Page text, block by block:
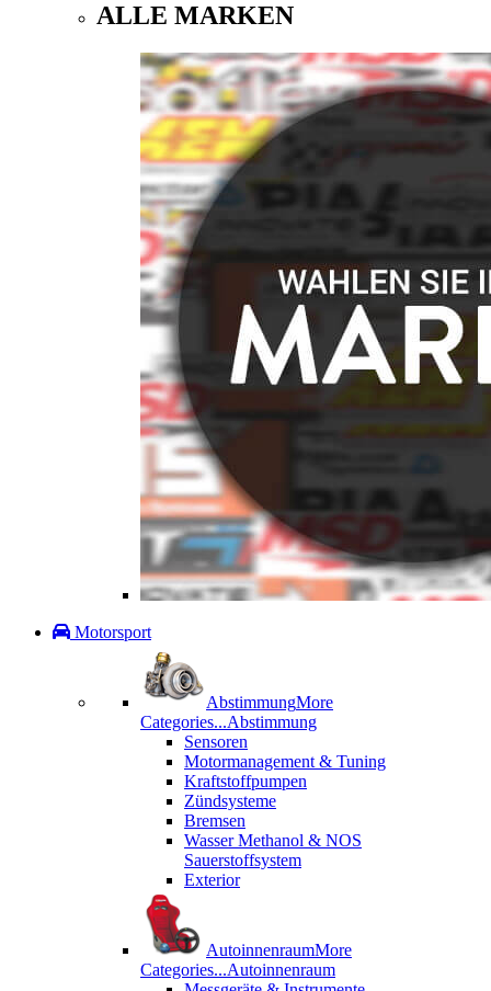
ALLE MARKEN
Motorsport
AbstimmungMore
Categories...Abstimmung
Sensoren
Motormanagement & Tuning
Kraftstoffpumpen
Zündsysteme
Bremsen
Wasser Methanol & NOS
Sauerstoffsystem
Exterior
AutoinnenraumMore
Categories...Autoinnenraum